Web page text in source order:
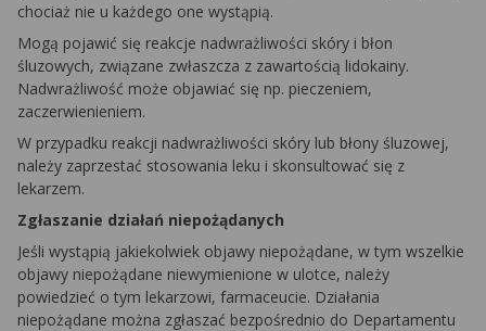
chociaż nie u każdego one wystąpią.
Mogą pojawić się reakcje nadwrażliwości skóry i błon
śluzowych, związane zwłaszcza z zawartością lidokainy.
Nadwrażliwość może objawiać się np. pieczeniem,
zaczerwienieniem.
W przypadku reakcji nadwrażliwości skóry lub błony śluzowej,
należy zaprzestać stosowania leku i skonsultować się z
lekarzem.
Zgłaszanie działań niepożądanych
Jeśli wystąpią jakiekolwiek objawy niepożądane, w tym wszelkie
objawy niepożądane niewymienione w ulotce, należy
powiedzieć o tym lekarzowi, farmaceucie. Działania
niepożądane można zgłaszać bezpośrednio do Departamentu